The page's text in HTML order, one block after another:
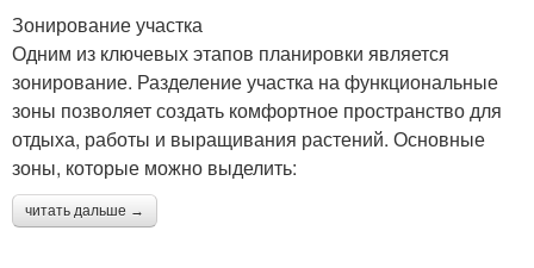
Зонирование участка
Одним из ключевых этапов планировки является
зонирование. Разделение участка на функциональные
зоны позволяет создать комфортное пространство для
отдыха, работы и выращивания растений. Основные
зоны, которые можно выделить:
читать дальше →